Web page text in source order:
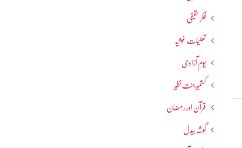
فکرحقیقی
تعلیمات غوثیہ
یومِ آزادی
کشمیرجنت نظیر
قرآن اور رمضان
گوشہ بیدل